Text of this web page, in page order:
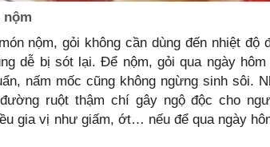
nộm
nộm, gỏi không cần dùng đến nhiệt độ
dễ bị sót lại. Để nộm, gỏi qua ngày
nấm mốc cũng không ngừng sinh sôi.
ruột thậm chí gây ngộ độc cho
gia vị như giấm, ớt… nếu để qua ngày